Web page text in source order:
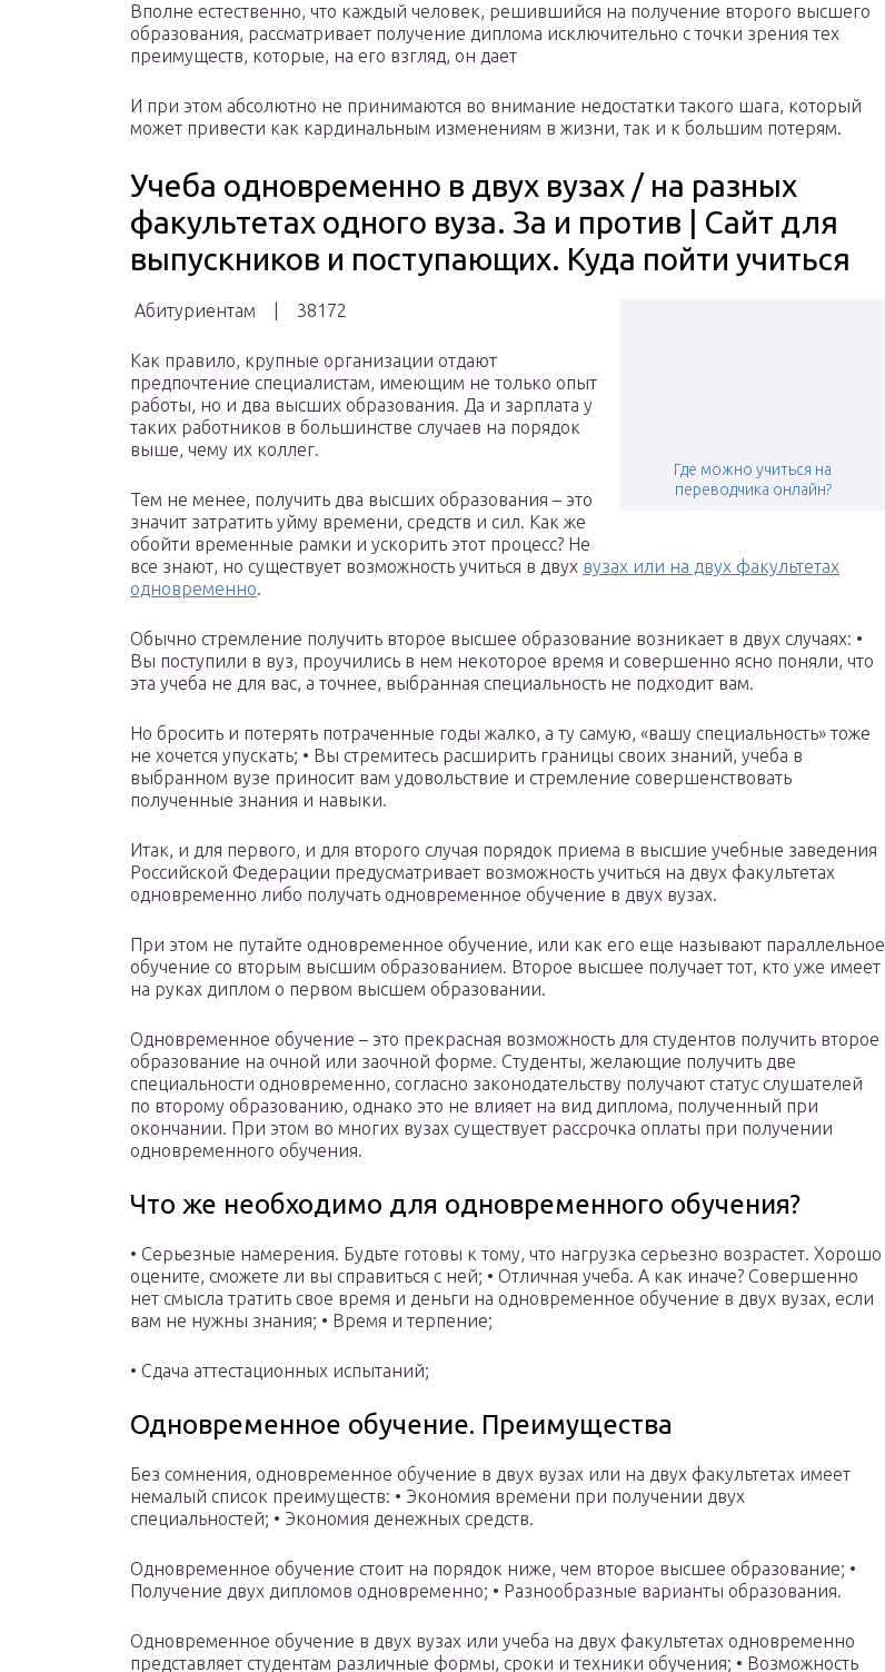
Вполне естественно, что каждый человек, решившийся на получение второго высшего
образования, рассматривает получение диплома исключительно с точки зрения тех
преимуществ, которые, на его взгляд, он дает
И при этом абсолютно не принимаются во внимание недостатки такого шага, который
может привести как кардинальным изменениям в жизни, так и к большим потерям.
Учеба одновременно в двух вузах / на разных
факультетах одного вуза. За и против | Сайт для
выпускников и поступающих. Куда пойти учиться
Где можно учиться на
переводчика онлайн?
Абитуриентам | 38172
Как правило, крупные организации отдают
предпочтение специалистам, имеющим не только опыт
работы, но и два высших образования. Да и зарплата у
таких работников в большинстве случаев на порядок
выше, чему их коллег.
Тем не менее, получить два высших образования – это
значит затратить уйму времени, средств и сил. Как же
обойти временные рамки и ускорить этот процесс? Не
все знают, но существует возможность учиться в двух вузах или на двух факультетах
одновременно.
Обычно стремление получить второе высшее образование возникает в двух случаях: •
Вы поступили в вуз, проучились в нем некоторое время и совершенно ясно поняли, что
эта учеба не для вас, а точнее, выбранная специальность не подходит вам.
Но бросить и потерять потраченные годы жалко, а ту самую, «вашу специальность» тоже
не хочется упускать; • Вы стремитесь расширить границы своих знаний, учеба в
выбранном вузе приносит вам удовольствие и стремление совершенствовать
полученные знания и навыки.
Итак, и для первого, и для второго случая порядок приема в высшие учебные заведения
Российской Федерации предусматривает возможность учиться на двух факультетах
одновременно либо получать одновременное обучение в двух вузах.
При этом не путайте одновременное обучение, или как его еще называют параллельное
обучение со вторым высшим образованием. Второе высшее получает тот, кто уже имеет
на руках диплом о первом высшем образовании.
Одновременное обучение – это прекрасная возможность для студентов получить второе
образование на очной или заочной форме. Студенты, желающие получить две
специальности одновременно, согласно законодательству получают статус слушателей
по второму образованию, однако это не влияет на вид диплома, полученный при
окончании. При этом во многих вузах существует рассрочка оплаты при получении
одновременного обучения.
Что же необходимо для одновременного обучения?
• Серьезные намерения. Будьте готовы к тому, что нагрузка серьезно возрастет. Хорошо
оцените, сможете ли вы справиться с ней; • Отличная учеба. А как иначе? Совершенно
нет смысла тратить свое время и деньги на одновременное обучение в двух вузах, если
вам не нужны знания; • Время и терпение;
• Сдача аттестационных испытаний;
Одновременное обучение. Преимущества
Без сомнения, одновременное обучение в двух вузах или на двух факультетах имеет
немалый список преимуществ: • Экономия времени при получении двух
специальностей; • Экономия денежных средств.
Одновременное обучение стоит на порядок ниже, чем второе высшее образование; •
Получение двух дипломов одновременно; • Разнообразные варианты образования.
Одновременное обучение в двух вузах или учеба на двух факультетах одновременно
представляет студентам различные формы, сроки и техники обучения; • Возможность